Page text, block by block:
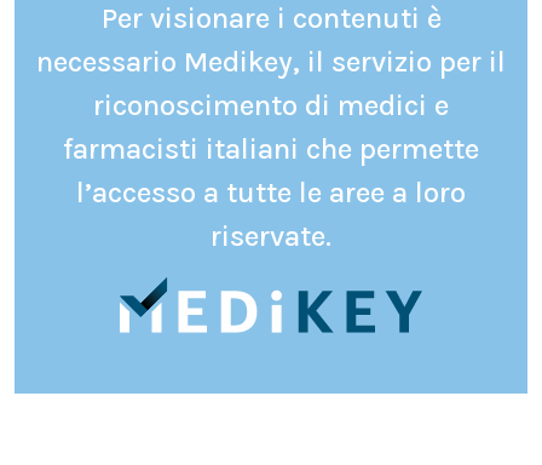
Per visionare i contenuti è
necessario Medikey, il servizio per il
riconoscimento di medici e
farmacisti italiani che permette
l’accesso a tutte le aree a loro
riservate.